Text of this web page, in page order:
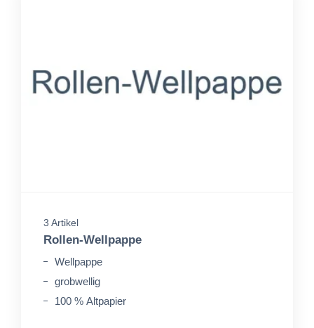
3 Artikel
Rollen-Wellpappe
Wellpappe
grobwellig
100 % Altpapier